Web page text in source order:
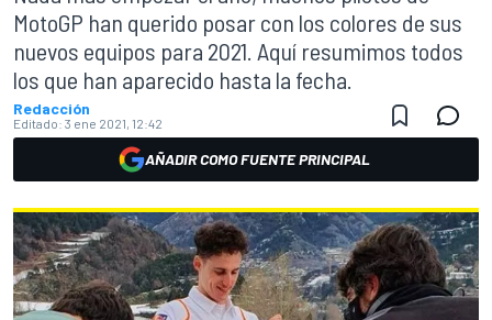
MotoGP han querido posar con los colores de sus
nuevos equipos para 2021. Aquí resumimos todos
los que han aparecido hasta la fecha.
Redacción
Editado: 3 ene 2021, 12:42
AÑADIR COMO FUENTE PRINCIPAL